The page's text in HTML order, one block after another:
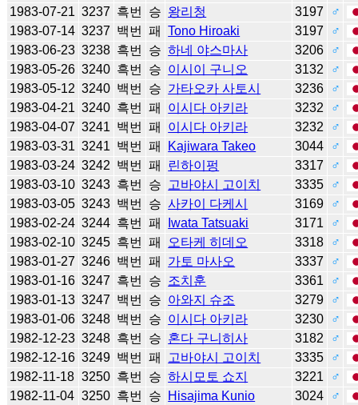
1983-07-21 3237 흑번 승 왕리청 3197
♂
1983-07-14 3237 백번 패 Tono Hiroaki 3197
♂
1983-06-23 3238 흑번 승 하네 야스마사 3206
♂
1983-05-26 3240 흑번 승 이시이 구니오 3132
♂
1983-05-12 3240 백번 승 가타오카 사토시 3236
♂
1983-04-21 3240 흑번 패 이시다 아키라 3232
♂
1983-04-07 3241 백번 패 이시다 아키라 3232
♂
1983-03-31 3241 백번 패 Kajiwara Takeo 3044
♂
1983-03-24 3242 백번 패 린하이펑 3317
♂
1983-03-10 3243 흑번 승 고바야시 고이치 3335
♂
1983-03-05 3243 백번 승 사카이 다케시 3169
♂
1983-02-24 3244 흑번 패 Iwata Tatsuaki 3171
♂
1983-02-10 3245 흑번 패 오타케 히데오 3318
♂
1983-01-27 3246 백번 패 가토 마사오 3337
♂
1983-01-16 3247 흑번 승 조치훈 3361
♂
1983-01-13 3247 백번 승 아와지 슈조 3279
♂
1983-01-06 3248 백번 승 이시다 아키라 3230
♂
1982-12-23 3248 흑번 승 혼다 구니히사 3182
♂
1982-12-16 3249 백번 패 고바야시 고이치 3335
♂
1982-11-18 3250 흑번 승 하시모토 쇼지 3221
♂
1982-11-04 3250 흑번 승 Hisajima Kunio 3024
♂